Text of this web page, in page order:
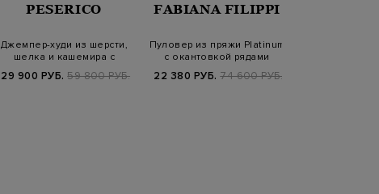
PESERICO
Джемпер-худи из шерсти,
шелка и кашемира с
29 900 РУБ. 59 800 РУБ.
FABIANA FILIPPI
Пуловер из пряжи Platinum
с окантовкой рядами
22 380 РУБ. 74 600 РУБ.